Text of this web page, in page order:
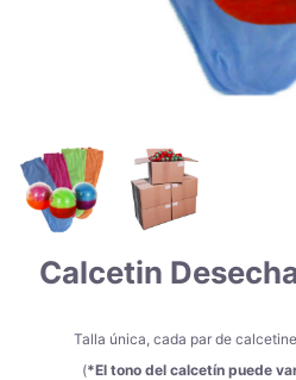
Calcetin
Talla única, cada par de
(*El tono del calcetín puede